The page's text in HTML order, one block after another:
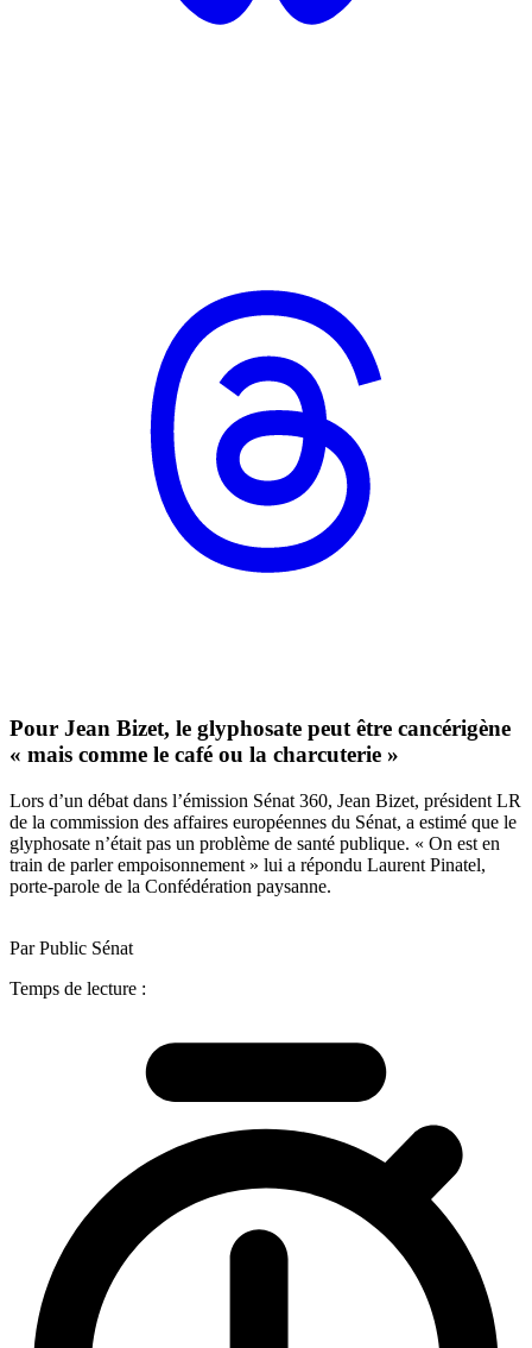
Pour Jean Bizet, le glyphosate peut être cancérigène
« mais comme le café ou la charcuterie »
Lors d’un débat dans l’émission Sénat 360, Jean Bizet, président LR
de la commission des affaires européennes du Sénat, a estimé que le
glyphosate n’était pas un problème de santé publique. « On est en
train de parler empoisonnement » lui a répondu Laurent Pinatel,
porte-parole de la Confédération paysanne.
Par Public Sénat
Temps de lecture :